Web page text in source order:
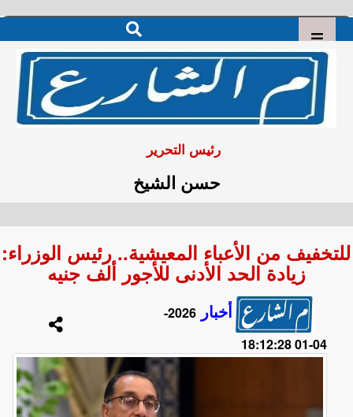
رئيس التحرير
حسن الشيخ
للتخفيف من الأعباء المعيشية.. رئيس الوزراء:
زيادة الحد الأدنى للأجور ألف جنيه
أخبار
2026-
04-01 18:12:28